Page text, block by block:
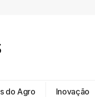
do Agro Inovação